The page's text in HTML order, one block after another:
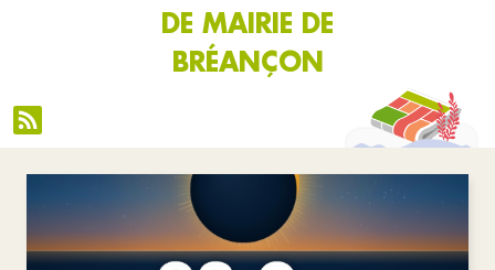
DE MAIRIE DE
BRÉANÇON